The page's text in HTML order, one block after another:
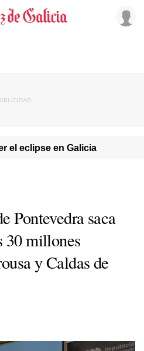
el eclipse en Galicia
Pontevedra saca
30 millones
y Caldas de